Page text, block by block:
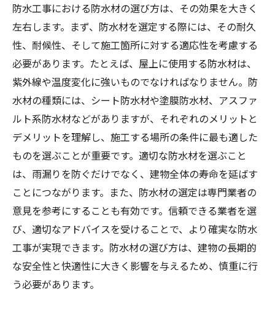
気候条件に応じた防水工法の選定
施工コストと効果のバランスを考える
工法選びにおける専門家の意見の活用
最新技術を取り入れた防水方法
防水工事後のメンテナンスで建物を守る方法と
は
防水工事後の日常的なチェック項目
劣化の早期発見と対応法
メンテナンス契約の重要性
定期的な専門点検のメリット
DIYでできる簡単な防水対策
雨季に備えた特別な準備
屋上防水工事で快適な住まいを維持するための
アプローチ
防水工事における防水材の選び方は、その効果を大きく
左右します。まず、防水材を選定する際には、その耐久
性、耐候性、そして施工箇所に対する適応性を考慮する
必要があります。たとえば、屋上に使用する防水材は、
紫外線や温度変化に強いものでなければなりません。防
水材の種類には、シート防水材や塗膜防水材、アスファ
ルト系防水材などがありますが、それぞれのメリットと
デメリットを理解し、施工する場所の条件に最も適した
ものを選ぶことが重要です。適切な防水材を選ぶこと
は、雨漏りを防ぐだけでなく、建物全体の寿命を延ばす
ことにつながります。また、防水材の選定は専門業者の
意見を参考にすることも有効です。信頼できる業者を選
び、適切なアドバイスを受けることで、より確実な防水
工事が実現できます。防水材の選び方は、建物の長期的
な安全性と快適性に大きく影響を与えるため、慎重に行
う必要があります。